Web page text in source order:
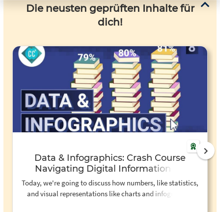
Die neusten geprüften Inhalte für
dich!
Data & Infographics: Crash Course
Navigating Digital Information #8
Today, we're going to discuss how numbers, like statistics,
and visual representations like charts and infographics